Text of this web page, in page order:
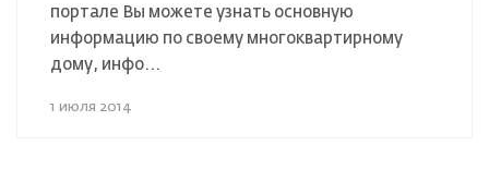
портале Вы можете узнать основную
информацию по своему многоквартирному
дому, инфо...
1 июля 2014